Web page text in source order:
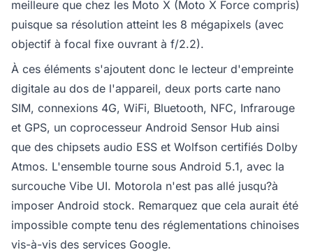
meilleure que chez les Moto X (Moto X Force compris)
puisque sa résolution atteint les 8 mégapixels (avec
objectif à focal fixe ouvrant à f/2.2).
À ces éléments s'ajoutent donc le lecteur d'empreinte
digitale au dos de l'appareil, deux ports carte nano
SIM, connexions 4G, WiFi, Bluetooth, NFC, Infrarouge
et GPS, un coprocesseur Android Sensor Hub ainsi
que des chipsets audio ESS et Wolfson certifiés Dolby
Atmos. L'ensemble tourne sous Android 5.1, avec la
surcouche Vibe UI. Motorola n'est pas allé jusqu?à
imposer Android stock. Remarquez que cela aurait été
impossible compte tenu des réglementations chinoises
vis-à-vis des services Google.